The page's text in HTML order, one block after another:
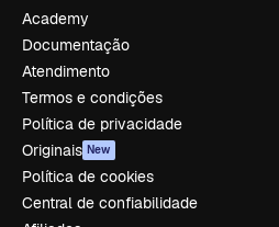
Academy
Documentação
Atendimento
Termos e condições
Política de privacidade
Originais New
Política de cookies
Central de confiabilidade